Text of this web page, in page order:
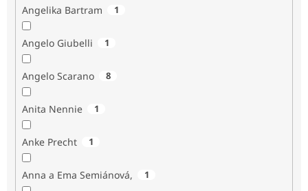
Angelika Bartram 1
Angelo Giubelli 1
Angelo Scarano 8
Anita Nennie 1
Anke Precht 1
Anna a Ema Semiánová, 1